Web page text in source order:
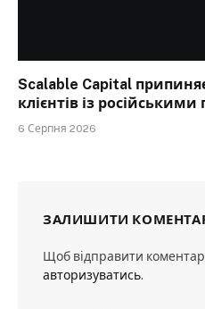
Scalable Capital
клієнтів із
6 Серпня 2026
ЗАЛИШИТИ
Щоб відправити
авторизуватись.